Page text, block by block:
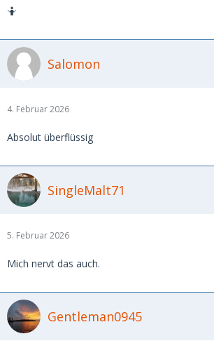
🤷
Salomon
4. Februar 2026
Absolut überflüssig
SingleMalt71
5. Februar 2026
Mich nervt das auch.
Gentleman0945